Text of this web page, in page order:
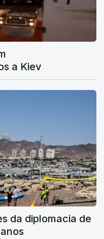
a Kiev
da diplomacia de